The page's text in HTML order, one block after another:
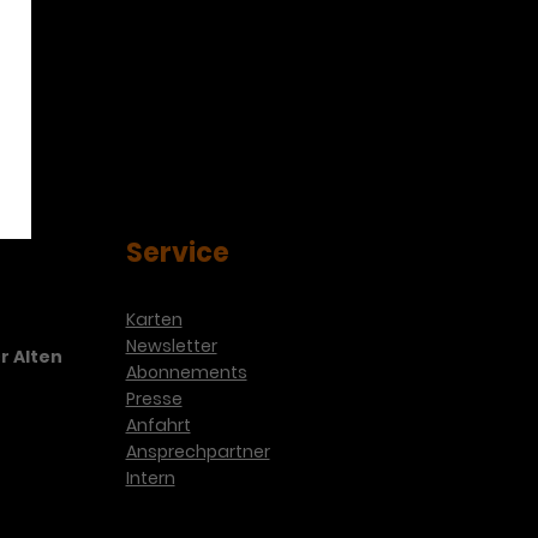
Alten
Service
Karten
Newsletter
Abonnements
Presse
Anfahrt
Ansprechpartner
Intern